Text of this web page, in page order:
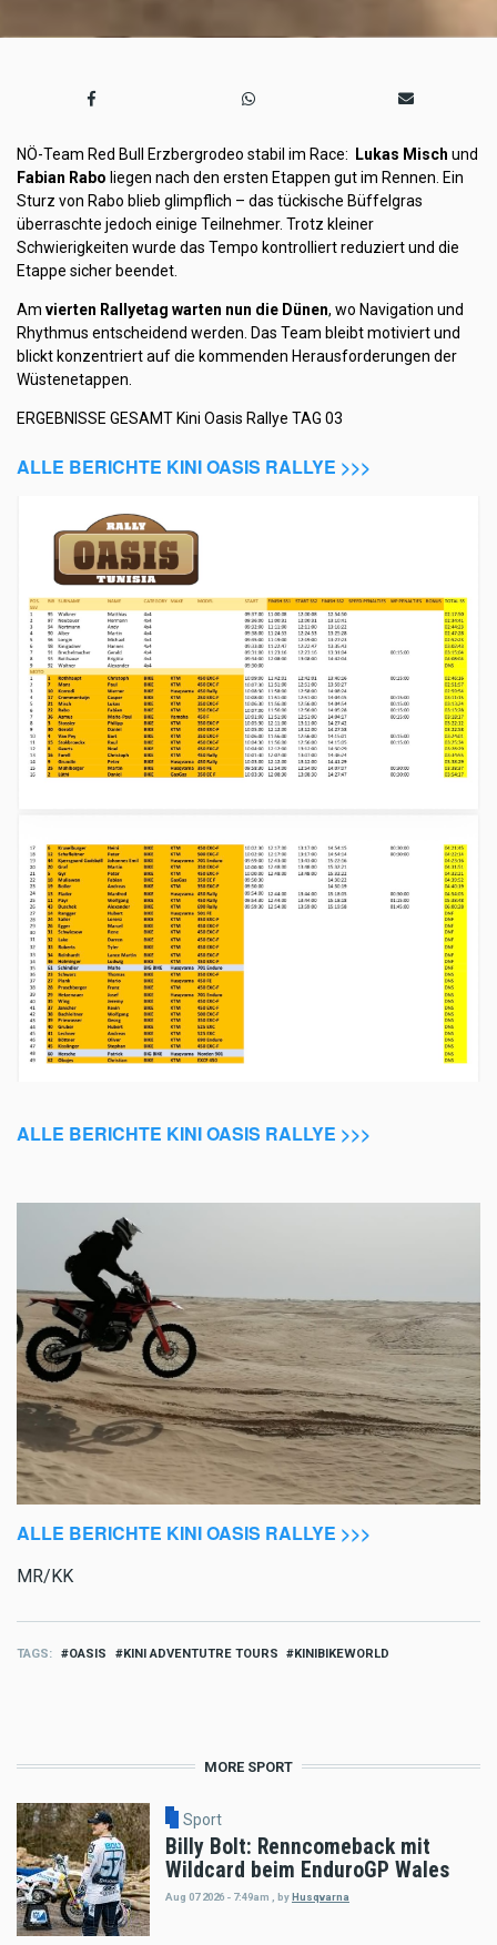
NÖ-Team Red Bull Erzbergrodeo stabil im Race: Lukas Misch und
Fabian Rabo liegen nach den ersten Etappen gut im Rennen. Ein
Sturz von Rabo blieb glimpflich – das tückische Büffelgras
überraschte jedoch einige Teilnehmer. Trotz kleiner
Schwierigkeiten wurde das Tempo kontrolliert reduziert und die
Etappe sicher beendet.
Am vierten Rallyetag warten nun die Dünen, wo Navigation und
Rhythmus entscheidend werden. Das Team bleibt motiviert und
blickt konzentriert auf die kommenden Herausforderungen der
Wüstenetappen.
ERGEBNISSE GESAMT Kini Oasis Rallye TAG 03
ALLE BERICHTE KINI OASIS RALLYE >>>
ALLE BERICHTE KINI OASIS RALLYE >>>
ALLE BERICHTE KINI OASIS RALLYE >>>
MR/KK
TAGS OASIS KINI ADVENTUTRE TOURS KINIBIKEWORLD
MORE SPORT
Sport
Billy Bolt: Renncomeback mit
Wildcard beim EnduroGP Wales
Aug 07 2026 - 7:49am byHusqvarna